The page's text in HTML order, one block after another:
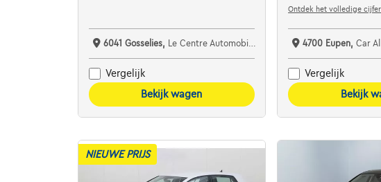
6041 Gosselies, Le Centre Automobile Audi
Vergelijk
Bekijk wagen
Ontdek het volledige
4700 Eupen,Car
Vergelijk
Bekijk
NIEUWE PRIJS